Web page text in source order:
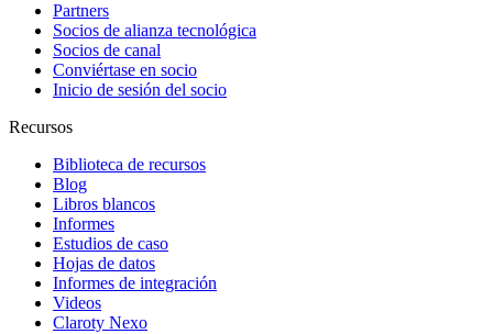
Partners
Socios de alianza tecnológica
Socios de canal
Conviértase en socio
Inicio de sesión del socio
Recursos
Biblioteca de recursos
Blog
Libros blancos
Informes
Estudios de caso
Hojas de datos
Informes de integración
Videos
Claroty Nexo